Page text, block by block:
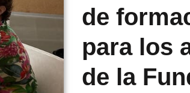
de
para los
de la